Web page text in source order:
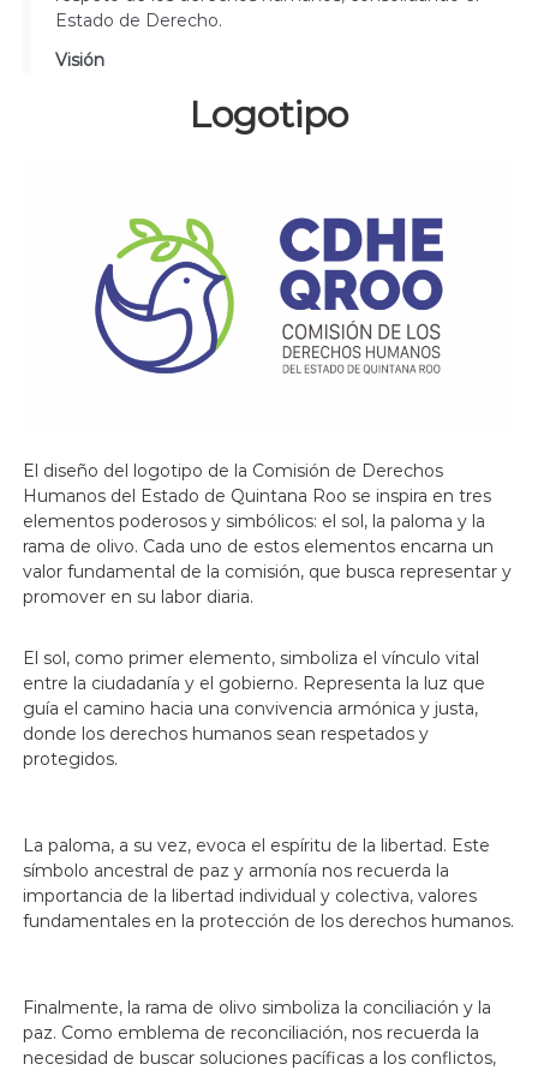
Estado de Derecho.
Visión
Logotipo
El diseño del logotipo de la Comisión de Derechos
Humanos del Estado de Quintana Roo se inspira en tres
elementos poderosos y simbólicos: el sol, la paloma y la
rama de olivo. Cada uno de estos elementos encarna un
valor fundamental de la comisión, que busca representar y
promover en su labor diaria.
El sol, como primer elemento, simboliza el vínculo vital
entre la ciudadanía y el gobierno. Representa la luz que
guía el camino hacia una convivencia armónica y justa,
donde los derechos humanos sean respetados y
protegidos.
La paloma, a su vez, evoca el espíritu de la libertad. Este
símbolo ancestral de paz y armonía nos recuerda la
importancia de la libertad individual y colectiva, valores
fundamentales en la protección de los derechos humanos.
Finalmente, la rama de olivo simboliza la conciliación y la
paz. Como emblema de reconciliación, nos recuerda la
necesidad de buscar soluciones pacíficas a los conflictos,